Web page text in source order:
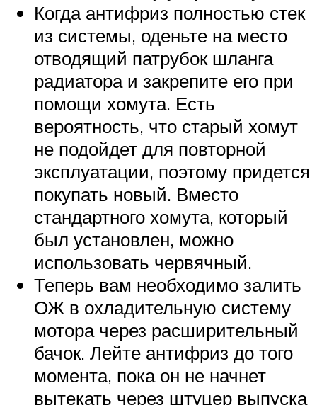
Когда антифриз полностью стек
из системы, оденьте на место
отводящий патрубок шланга
радиатора и закрепите его при
помощи хомута. Есть
вероятность, что старый хомут
не подойдет для повторной
эксплуатации, поэтому придется
покупать новый. Вместо
стандартного хомута, который
был установлен, можно
использовать червячный.
Теперь вам необходимо залить
ОЖ в охладительную систему
мотора через расширительный
бачок. Лейте антифриз до того
момента, пока он не начнет
вытекать через штуцер выпуска